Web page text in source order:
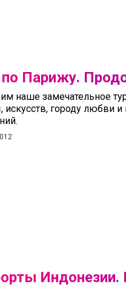
по Парижу.
наше замечательное
искусств, городу любви
Индонезии.